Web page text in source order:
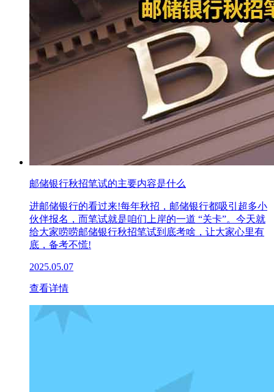
邮储银行秋招笔试的主要内容是什么
进邮储银行的看过来!每年秋招，邮储银行都吸引超多小
伙伴报名，而笔试就是咱们上岸的一道 “关卡”。今天就
给大家唠唠邮储银行秋招笔试到底考啥，让大家心里有
底，备考不慌!​
2025.05.07
查看详情